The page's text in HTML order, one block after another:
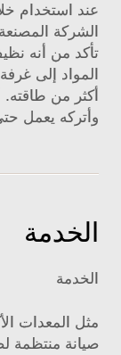
عند استخدام
الشركة
تأكد من أنه
المواد إلى
أكثر من
وأتركه يعمل
الخدمة
الخدمة
مثل المعدات
صيانة منتظمة